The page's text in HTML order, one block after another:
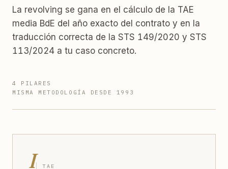
La revolving se gana en el cálculo de la TAE
media BdE del año exacto del contrato y en la
traducción correcta de la STS 149/2020 y STS
113/2024 a tu caso concreto.
4 PILARES
MISMA METODOLOGÍA DESDE 1993
I TAE